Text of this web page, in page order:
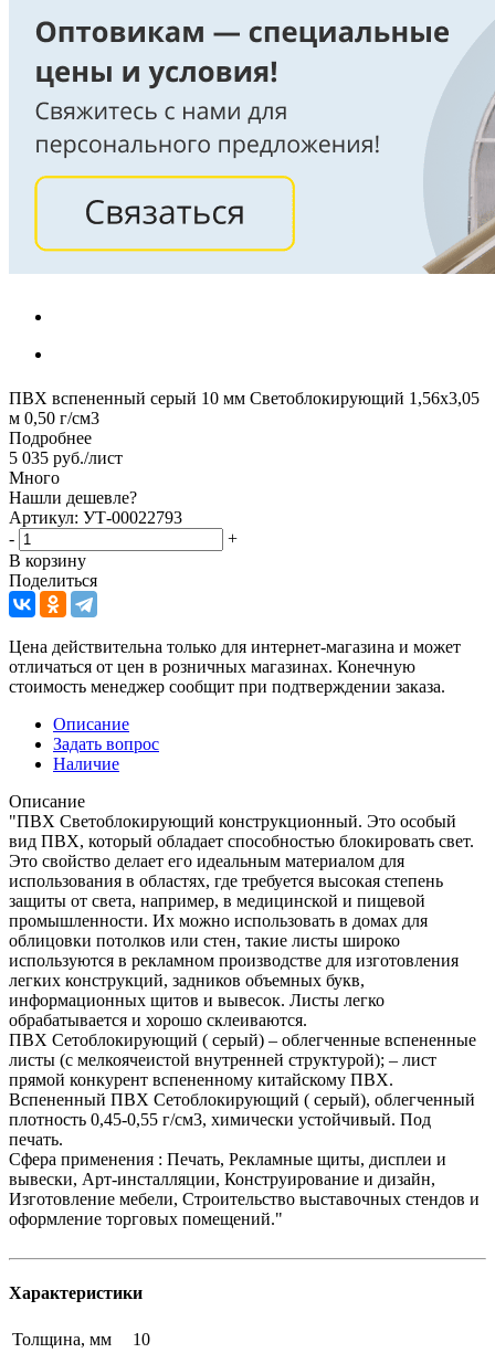
ПВХ вспененный серый 10 мм Светоблокирующий 1,56х3,05
м 0,50 г/см3
Подробнее
5 035 руб./лист
Много
Нашли дешевле?
Артикул: УТ-00022793
-
+
В корзину
Поделиться
Цена действительна только для интернет-магазина и может
отличаться от цен в розничных магазинах. Конечную
стоимость менеджер сообщит при подтверждении заказа.
Описание
Задать вопрос
Наличие
Описание
"ПВХ Светоблокирующий конструкционный. Это особый
вид ПВХ, который обладает способностью блокировать свет.
Это свойство делает его идеальным материалом для
использования в областях, где требуется высокая степень
защиты от света, например, в медицинской и пищевой
промышленности. Их можно использовать в домах для
облицовки потолков или стен, такие листы широко
используются в рекламном производстве для изготовления
легких конструкций, задников объемных букв,
информационных щитов и вывесок. Листы легко
обрабатывается и хорошо склеиваются.
ПВХ Сетоблокирующий ( серый) – облегченные вспененные
листы (с мелкоячеистой внутренней структурой); – лист
прямой конкурент вспененному китайскому ПВХ.
Вспененный ПВХ Сетоблокирующий ( серый), облегченный
плотность 0,45-0,55 г/см3, химически устойчивый. Под
печать.
Сфера применения : Печать, Рекламные щиты, дисплеи и
вывески, Арт-инсталляции, Конструирование и дизайн,
Изготовление мебели, Строительство выставочных стендов и
оформление торговых помещений."
Характеристики
Толщина, мм
10